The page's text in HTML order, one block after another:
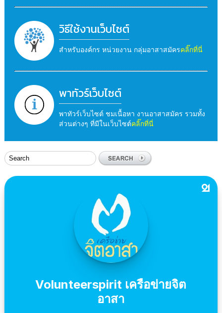
วิธีใช้งานเว็บไซต์
สำหรับองค์กร หน่วยงาน กลุ่มอาสาสมัครคลิ๊กที่นี่
พาทัวร์เว็บไซต์
พาทัวร์เว็บไซต์ ชมเนื้อหา งานอาสาสมัคร รวมทั้ง
ส่วนต่างๆ ที่มีในเว็บไซต์คลิ๊กที่นี่